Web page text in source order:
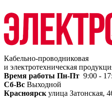
Кабельно-проводниковая
и электротехническая
Время работы Пн-Пт 9:00 -
Сб-Вс Выходной
Красноярск улица Затонская,